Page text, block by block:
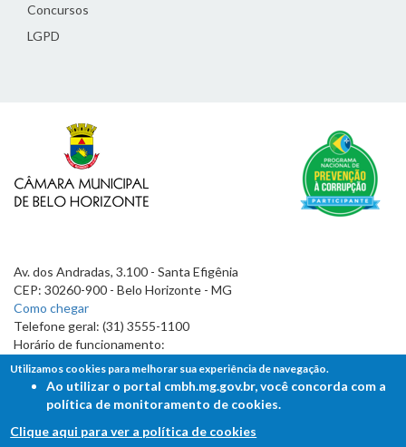
Concursos
LGPD
Av. dos Andradas, 3.100 - Santa Efigênia
CEP: 30260-900 - Belo Horizonte - MG
Como chegar
Telefone geral: (31) 3555-1100
Horário de funcionamento:
7h às 19h
Utilizamos cookies para melhorar sua experiência de navegação.
Ao utilizar o portal cmbh.mg.gov.br, você concorda com a
política de monitoramento de cookies.
Clique aqui para ver a política de cookies